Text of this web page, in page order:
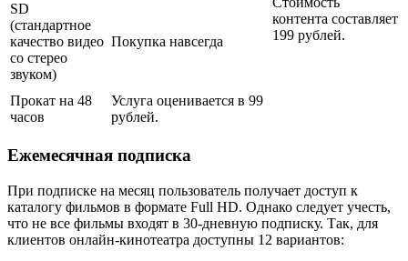
SD
(стандартное
качество видео
со стерео
звуком)
Покупка навсегда
контента составляет
199 рублей.
Прокат на 48
часов
Услуга оценивается в 99
рублей.
Ежемесячная подписка
При подписке на месяц пользователь получает доступ к
каталогу фильмов в формате Full HD. Однако следует учесть,
что не все фильмы входят в 30-дневную подписку. Так, для
клиентов онлайн-кинотеатра доступны 12 вариантов: